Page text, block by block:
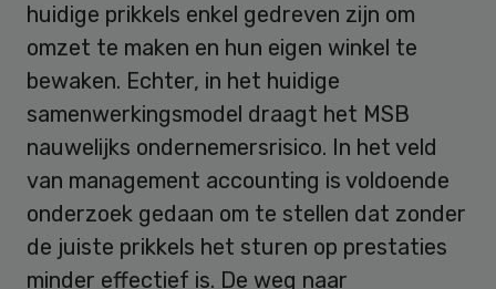
huidige prikkels enkel gedreven zijn om
omzet te maken en hun eigen winkel te
bewaken. Echter, in het huidige
samenwerkingsmodel draagt het MSB
nauwelijks ondernemersrisico. In het veld
van management accounting is voldoende
onderzoek gedaan om te stellen dat zonder
de juiste prikkels het sturen op prestaties
minder effectief is. De weg naar